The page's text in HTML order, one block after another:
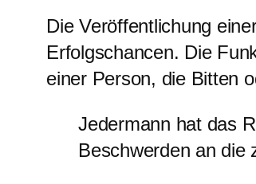
Die Veröffentlichung
Erfolgschancen. Die
einer Person, die Bitten
Jedermann hat das
Beschwerden an die